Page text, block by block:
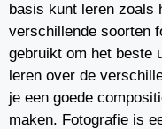
basis kunt leren zoals
verschillende soorten
gebruikt om het beste
leren over de
je een goede
maken. Fotografie is